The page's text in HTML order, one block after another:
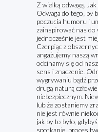
Z wielką odwagą.
Odwaga do tego, by
poczucia humoru i
zainspirować nas do
jednocześnie jest
Czerpiąc z
angażujemy naszą
odcinamy się od
sens i znaczenie.
wygrywaniu bądź
drugą naturą
niebezpiecznym.
lub że zostaniemy
nie jest równie
jak by to było,
spotkanie, proces